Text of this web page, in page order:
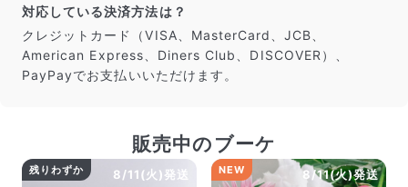
対応している決済方法は？
クレジットカード（VISA、MasterCard、JCB、
American Express、Diners Club、DISCOVER）、
PayPayでお支払いいただけます。
販売中のブーケ
8/11(火)発送
残りわずか 8/11(火)発送
NEW